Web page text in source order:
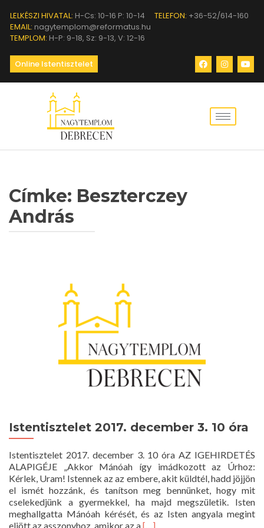
LELKÉSZI HIVATAL: H-Cs: 10-16 P: 10-14 TELEFON: +36-52/614-160
EMAIL: nagytemplom@reformatus.hu
TEMPLOM: H-P: 9-18, Sz: 9-13, V: 12-16
Online Istentisztelet
Címke: Beszterczey
András
Istentisztelet 2017. december 3. 10 óra
Istentisztelet 2017. december 3. 10 óra AZ IGEHIRDETÉS
ALAPIGÉJE „Akkor Mánóah így imádkozott az Úrhoz:
Kérlek, Uram! Istennek az az embere, akit küldtél, hadd jöjjön
el ismét hozzánk, és tanítson meg bennünket, hogy mit
cselekedjünk a gyermekkel, ha majd megszületik. Isten
meghallgatta Mánóah kérését, és az Isten angyala megint
eljött az asszonyhoz, amikor az aRead
[…]